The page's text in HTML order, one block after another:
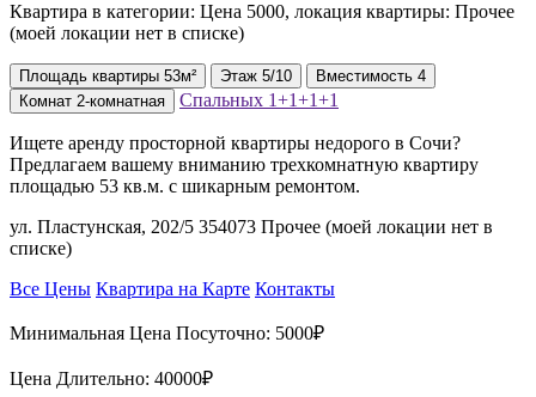
Квартира в категории: Цена 5000, локация квартиры: Прочее
(моей локации нет в списке)
Площадь квартиры 53м² Этаж 5/10 Вместимость 4
Комнат 2-комнатная Спальных 1+1+1+1
Ищете аренду просторной квартиры недорого в Сочи?
Предлагаем вашему вниманию трехкомнатную квартиру
площадью 53 кв.м. с шикарным ремонтом.
ул. Пластунская, 202/5 354073 Прочее (моей локации нет в
списке)
Все Цены Квартира на Карте Контакты
Минимальная Цена Посуточно: 5000₽
Цена Длительно: 40000₽